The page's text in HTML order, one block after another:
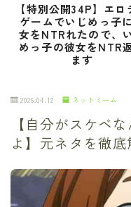
【特別公開34P】エロ
ゲームでいじめっ子
女をNTRれたので、
めっ子の彼女をNTR
ます
2026.04.12 ネットミーム
【自分がスケベ
よ】元ネタを徹